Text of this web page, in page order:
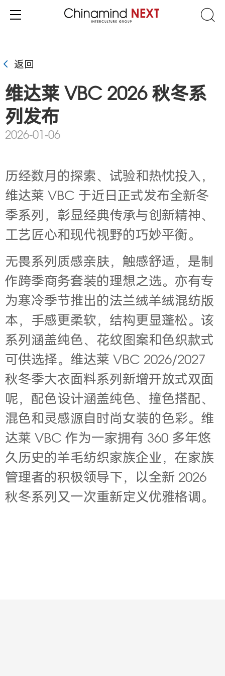
返回
维达莱 VBC 2026 秋冬系
列发布
2026-01-06
历经数月的探索、试验和热忱投入，
维达莱 VBC 于近日正式发布全新冬
季系列，彰显经典传承与创新精神、
工艺匠心和现代视野的巧妙平衡。
无畏系列质感亲肤，触感舒适，是制
作跨季商务套装的理想之选。亦有专
为寒冷季节推出的法兰绒羊绒混纺版
本，手感更柔软，结构更显蓬松。该
系列涵盖纯色、花纹图案和色织款式
可供选择。维达莱 VBC 2026/2027
秋冬季大衣面料系列新增开放式双面
呢，配色设计涵盖纯色、撞色搭配、
混色和灵感源自时尚女装的色彩。维
达莱 VBC 作为一家拥有 360 多年悠
久历史的羊毛纺织家族企业，在家族
管理者的积极领导下，以全新 2026
秋冬系列又一次重新定义优雅格调。